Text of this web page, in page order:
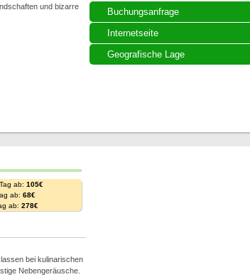
Buchungsanfrage
Internetseite
Geografische Lage
und bizarre
ab: 105€
ab: 68€
ab: 278€
bei kulinarischen
Nebengeräusche.